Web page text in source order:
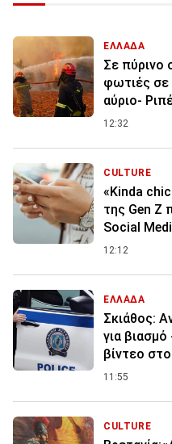
ΕΛΛΑΔΑ
Σε πύρινο
φωτιές σε
αύριο-
12:32
CULTURE
«Kinda
της Gen Z
Social
12:12
ΕΛΛΑΔΑ
Σκιάθος:
για
βίντεο
11:55
CULTURE